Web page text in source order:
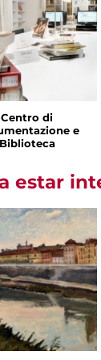
Centro di
e
Biblioteca
estar